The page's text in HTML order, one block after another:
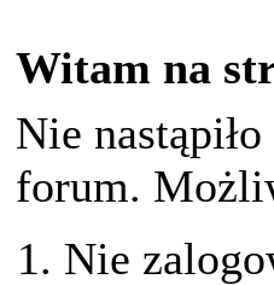
Witam na
Nie
forum.
Nie